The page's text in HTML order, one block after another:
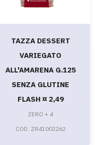
TAZZA DESSERT
VARIEGATO
ALL'AMARENA G.125
SENZA GLUTINE
FLASH ¤ 2,49
ZERO + 4
COD. ZR41002262